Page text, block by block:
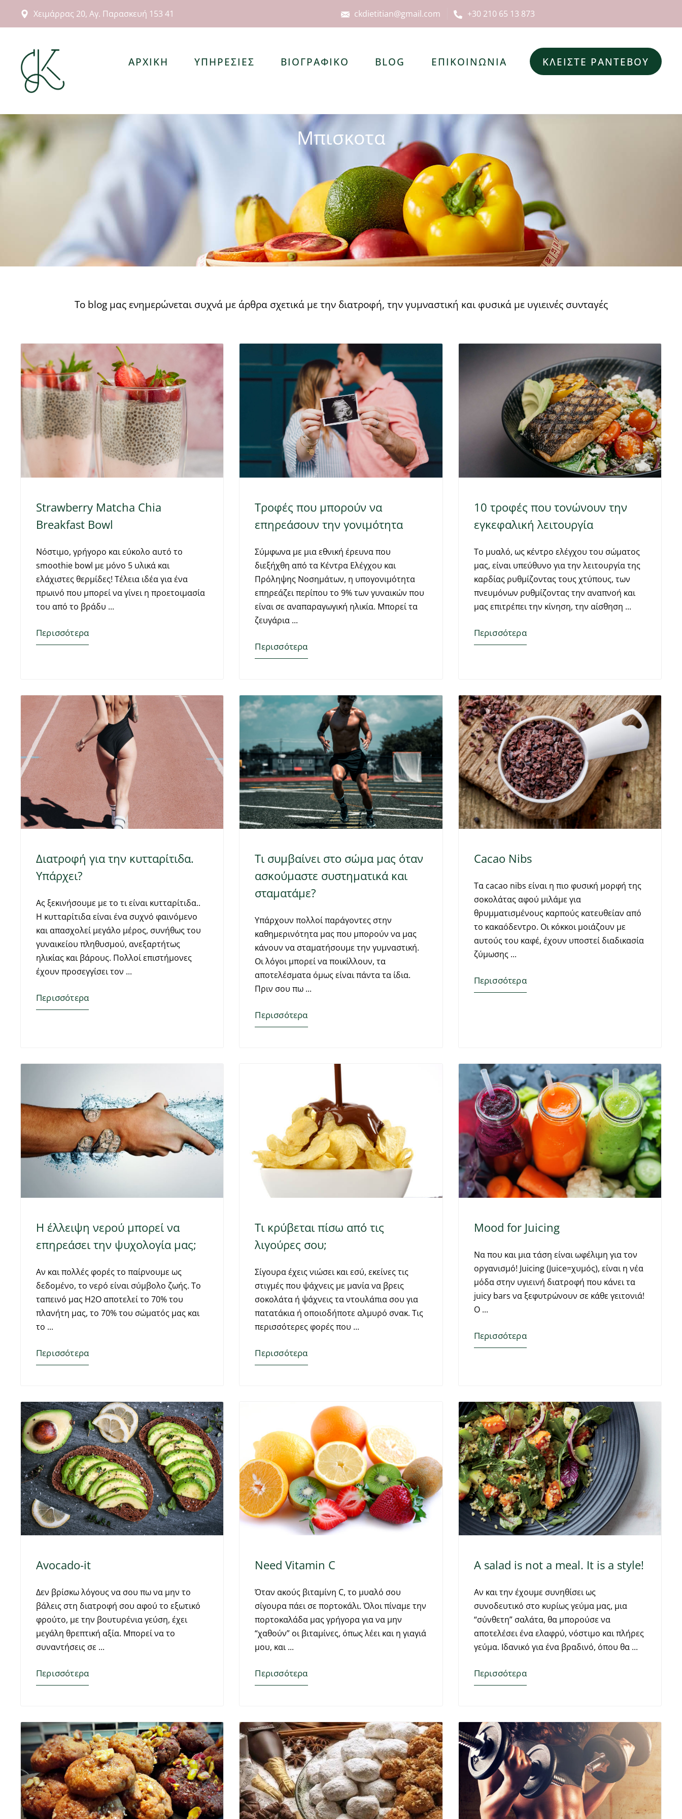
Χειμάρρας 20, Αγ. Παρασκευή 153 41 ckdietitian@gmail.com +30 210 65 13 873
ΑΡΧΙΚΗ ΥΠΗΡΕΣΙΕΣ ΒΙΟΓΡΑΦΙΚΟ BLOG ΕΠΙΚΟΙΝΩΝΙΑ ΚΛΕΙΣΤΕ ΡΑΝΤΕΒΟΥ
Μπισκοτα
Το blog μας ενημερώνεται συχνά με άρθρα σχετικά με την διατροφή, την γυμναστική και φυσικά με υγιεινές συνταγές
Strawberry Matcha Chia
Breakfast Bowl
Νόστιμο, γρήγορο και εύκολο αυτό το
smoothie bowl με μόνο 5 υλικά και
ελάχιστες θερμίδες! Τέλεια ιδέα για ένα
πρωινό που μπορεί να γίνει η προετοιμασία
του από το βράδυ
Περισσότερα
Τροφές που μπορούν να
επηρεάσουν την γονιμότητα
Σύμφωνα με μια εθνική έρευνα που
διεξήχθη από τα Κέντρα Ελέγχου και
Πρόληψης Νοσημάτων, η υπογονιμότητα
επηρεάζει περίπου το 9% των γυναικών που
είναι σε αναπαραγωγική ηλικία. Μπορεί τα
ζευγάρια
Περισσότερα
10 τροφές που τονώνουν την
εγκεφαλική λειτουργία
Το μυαλό, ως κέντρο ελέγχου του σώματος
μας, είναι υπεύθυνο για την λειτουργία της
καρδίας ρυθμίζοντας τους χτύπους, των
πνευμόνων ρυθμίζοντας την αναπνοή και
μας επιτρέπει την κίνηση, την αίσθηση
Περισσότερα
Διατροφή για την κυτταρίτιδα.
Υπάρχει?
Ας ξεκινήσουμε με το τι είναι κυτταρίτιδα..
Η κυτταρίτιδα είναι ένα συχνό φαινόμενο
και απασχολεί μεγάλο μέρος, συνήθως του
γυναικείου πληθυσμού, ανεξαρτήτως
ηλικίας και βάρους. Πολλοί επιστήμονες
έχουν προσεγγίσει τον
Περισσότερα
Τι συμβαίνει στο σώμα μας όταν
ασκούμαστε συστηματικά και
σταματάμε?
Υπάρχουν πολλοί παράγοντες στην
καθημερινότητα μας που μπορούν να μας
κάνουν να σταματήσουμε την γυμναστική.
Οι λόγοι μπορεί να ποικίλλουν, τα
αποτελέσματα όμως είναι πάντα τα ίδια.
Πριν σου πω
Περισσότερα
Cacao Nibs
Τα cacao nibs είναι η πιο φυσική μορφή της
σοκολάτας αφού μιλάμε για
θρυμματισμένους καρπούς κατευθείαν από
το κακαόδεντρο. Οι κόκκοι μοιάζουν με
αυτούς του καφέ, έχουν υποστεί διαδικασία
ζύμωσης
Περισσότερα
Η έλλειψη νερού μπορεί να
επηρεάσει την ψυχολογία μας;
Αν και πολλές φορές το παίρνουμε ως
δεδομένο, το νερό είναι σύμβολο ζωής. Το
ταπεινό μας Η2Ο αποτελεί το 70% του
πλανήτη μας, το 70% του σώματός μας και
το
Περισσότερα
Τι κρύβεται πίσω από τις
λιγούρες σου;
Σίγουρα έχεις νιώσει και εσύ, εκείνες τις
στιγμές που ψάχνεις με μανία να βρεις
σοκολάτα ή ψάχνεις τα ντουλάπια σου για
πατατάκια ή οποιοδήποτε αλμυρό σνακ. Τις
περισσότερες φορές που
Περισσότερα
Mood for Juicing
Να που και μια τάση είναι ωφέλιμη για τον
οργανισμό! Juicing (Juice=χυμός), είναι η νέα
μόδα στην υγιεινή διατροφή που κάνει τα
juicy bars να ξεφυτρώνουν σε κάθε γειτονιά!
Ο
Περισσότερα
Avocado-it
Δεν βρίσκω λόγους να σου πω να μην το
βάλεις στη διατροφή σου αφού το εξωτικό
φρούτο, με την βουτυρένια γεύση, έχει
μεγάλη θρεπτική αξία. Μπορεί να το
συναντήσεις σε
Περισσότερα
Need Vitamin C
Όταν ακούς βιταμίνη C, το μυαλό σου
σίγουρα πάει σε πορτοκάλι. Όλοι πίναμε την
πορτοκαλάδα μας γρήγορα για να μην
“χαθούν” οι βιταμίνες, όπως λέει και η γιαγιά
μου, και
Περισσότερα
A salad is not a meal. It is a style!
Αν και την έχουμε συνηθίσει ως
συνοδευτικό στο κυρίως γεύμα μας, μια
“σύνθετη” σαλάτα, θα μπορούσε να
αποτελέσει ένα ελαφρύ, νόστιμο και πλήρες
γεύμα. Ιδανικό για ένα βραδινό, όπου θα
Περισσότερα